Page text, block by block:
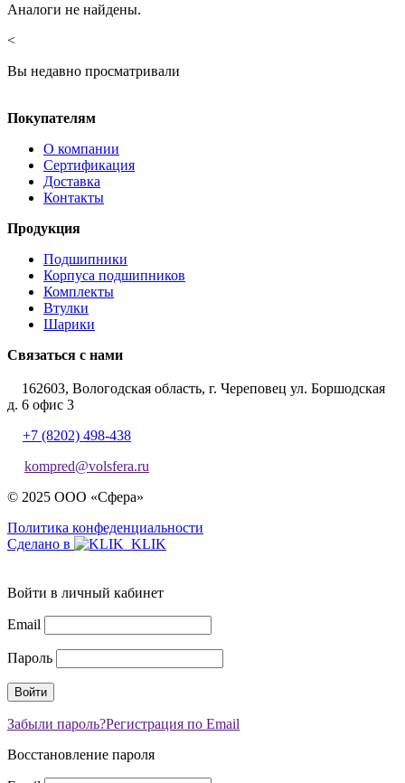
Аналоги не найдены.
<
Вы недавно просматривали
Покупателям
О компании
Сертификация
Доставка
Контакты
Продукция
Подшипники
Корпуса подшипников
Комплекты
Втулки
Шарики
Связаться с нами
162603, Вологодская область, г. Череповец ул. Боршодская
д. 6 офис 3
+7 (8202) 498-438
kompred@volsfera.ru
© 2025 ООО «Сфера»
Политика конфеденциальности
Сделано в
Войти в личный кабинет
Email
Пароль
Забыли пароль?Регистрация по Email
Восстановление пароля